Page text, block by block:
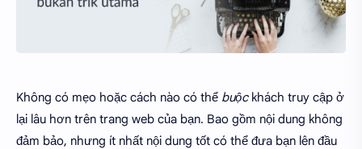
Không có mẹo hoặc cách nào có thể buộckhách truy cập ở
lại lâu hơn trên trang web của bạn. Bao gồm nội dung không
đảm bảo, nhưng ít nhất nội dung tốt có thể đưa bạn lên đầu